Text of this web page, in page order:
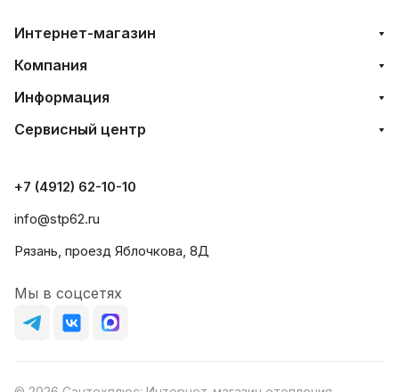
Интернет-магазин
Компания
Информация
Сервисный центр
+7 (4912) 62-10-10
info@stp62.ru
Рязань, проезд Яблочкова, 8Д
Мы в соцсетях